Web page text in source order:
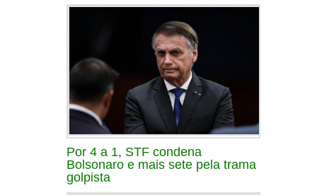
Por 4 a 1, STF condena
Bolsonaro e mais sete pela trama
golpista